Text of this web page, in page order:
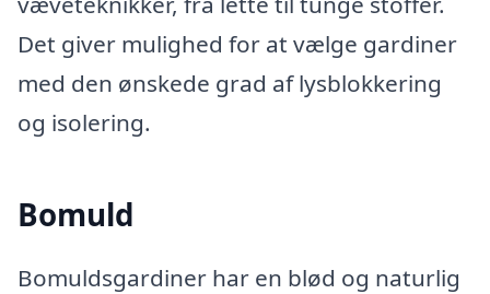
Det giver mulighed for at vælge gardiner
med den ønskede grad af lysblokkering
og isolering.
Bomuld
Bomuldsgardiner har en blød og naturlig